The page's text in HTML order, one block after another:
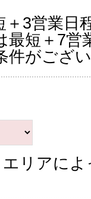
3営業日
短＋7営
件がござ
リアに